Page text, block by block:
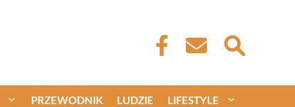
PRZEWODNIK LUDZIE LIFESTYLE